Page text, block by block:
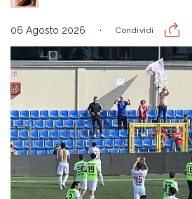
06 Agosto 2026 Condividi